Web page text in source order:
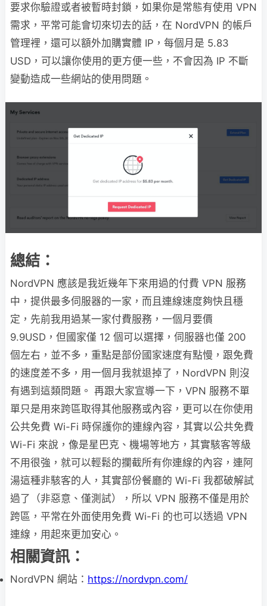
要求你驗證或者被暫時封鎖，如果你是常態有使用 VPN
需求，平常可能會切來切去的話，在 NordVPN 的帳戶
管理裡，還可以額外加購實體 IP，每個月是 5.83
USD，可以讓你使用的更方便一些，不會因為 IP 不斷
變動造成一些網站的使用問題。
總結：
NordVPN 應該是我近幾年下來用過的付費 VPN 服務
中，提供最多伺服器的一家，而且連線速度夠快且穩
定，先前我用過某一家付費服務，一個月要價
9.9USD，但國家僅 12 個可以選擇，伺服器也僅 200
個左右，並不多，重點是部份國家速度有點慢，跟免費
的速度差不多，用一個月我就退掉了，NordVPN 則沒
有遇到這類問題。 再跟大家宣導一下，VPN 服務不單
單只是用來跨區取得其他服務或內容，更可以在你使用
公共免費 Wi-Fi 時保護你的連線內容，其實以公共免費
Wi-Fi 來說，像是星巴克、機場等地方，其實駭客等級
不用很強，就可以輕鬆的攔截所有你連線的內容，連阿
湯這種非駭客的人，其實部份餐廳的 Wi-Fi 我都破解試
過了（非惡意、僅測試），所以 VPN 服務不僅是用於
跨區，平常在外面使用免費 Wi-Fi 的也可以透過 VPN
連線，用起來更加安心。
相關資訊：
NordVPN 網站： https://nordvpn.com/